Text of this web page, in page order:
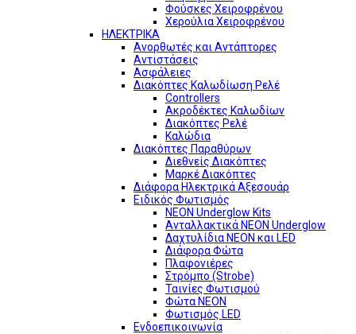
Φούσκες Χειροφρένου
Χερούλια Χειροφρένου
ΗΛΕΚΤΡΙΚΑ
Ανορθωτές και Αντάπτορες
Αντιστάσεις
Ασφάλειες
Διακόπτες Καλωδίωση Ρελέ
Controllers
Ακροδέκτες Καλωδίων
Διακόπτες Ρελέ
Καλώδια
Διακόπτες Παραθύρων
Διεθνείς Διακόπτες
Μαρκέ Διακόπτες
Διάφορα Ηλεκτρικά Αξεσουάρ
Ειδικός Φωτισμός
NEON Underglow Kits
Ανταλλακτικά NEON Underglow
Δαχτυλίδια NEON και LED
Διάφορα Φώτα
Πλαφονιέρες
Στρόμπο (Strobe)
Ταινίες Φωτισμού
Φώτα NEON
Φωτισμός LED
Ενδοεπικοινωνία